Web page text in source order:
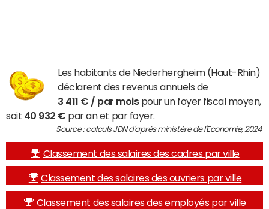
Les habitants de Niederhergheim (Haut-Rhin)
déclarent des revenus annuels de
3 411 € / par moispour un foyer fiscal moyen,
soit 40 932 € par an et par foyer.
Source : calculs JDN d'après ministère de l'Economie, 2024
Classement des salaires des cadres par ville
Classement des salaires des ouvriers par ville
Classement des salaires des employés par ville